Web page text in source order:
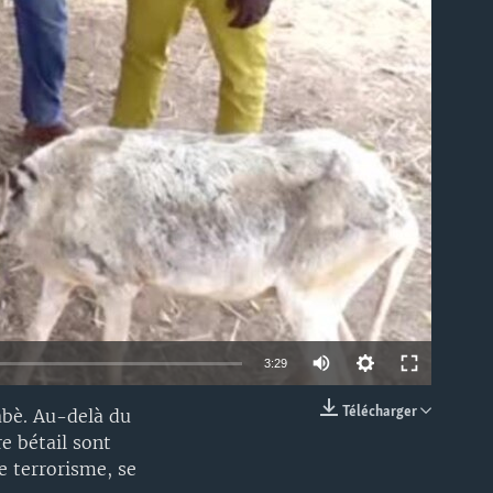
3:29
Télécharger
Au-delà du
bétail sont
terrorisme, se